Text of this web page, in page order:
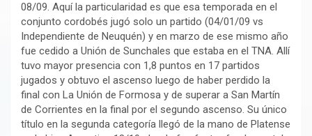
08/09. Aquí la particularidad es que esa temporada en el
conjunto cordobés jugó solo un partido (04/01/09 vs
Independiente de Neuquén) y en marzo de ese mismo año
fue cedido a Unión de Sunchales que estaba en el TNA. Allí
tuvo mayor presencia con 1,8 puntos en 17 partidos
jugados y obtuvo el ascenso luego de haber perdido la
final con La Unión de Formosa y de superar a San Martín
de Corrientes en la final por el segundo ascenso. Su único
título en la segunda categoría llegó de la mano de Platense